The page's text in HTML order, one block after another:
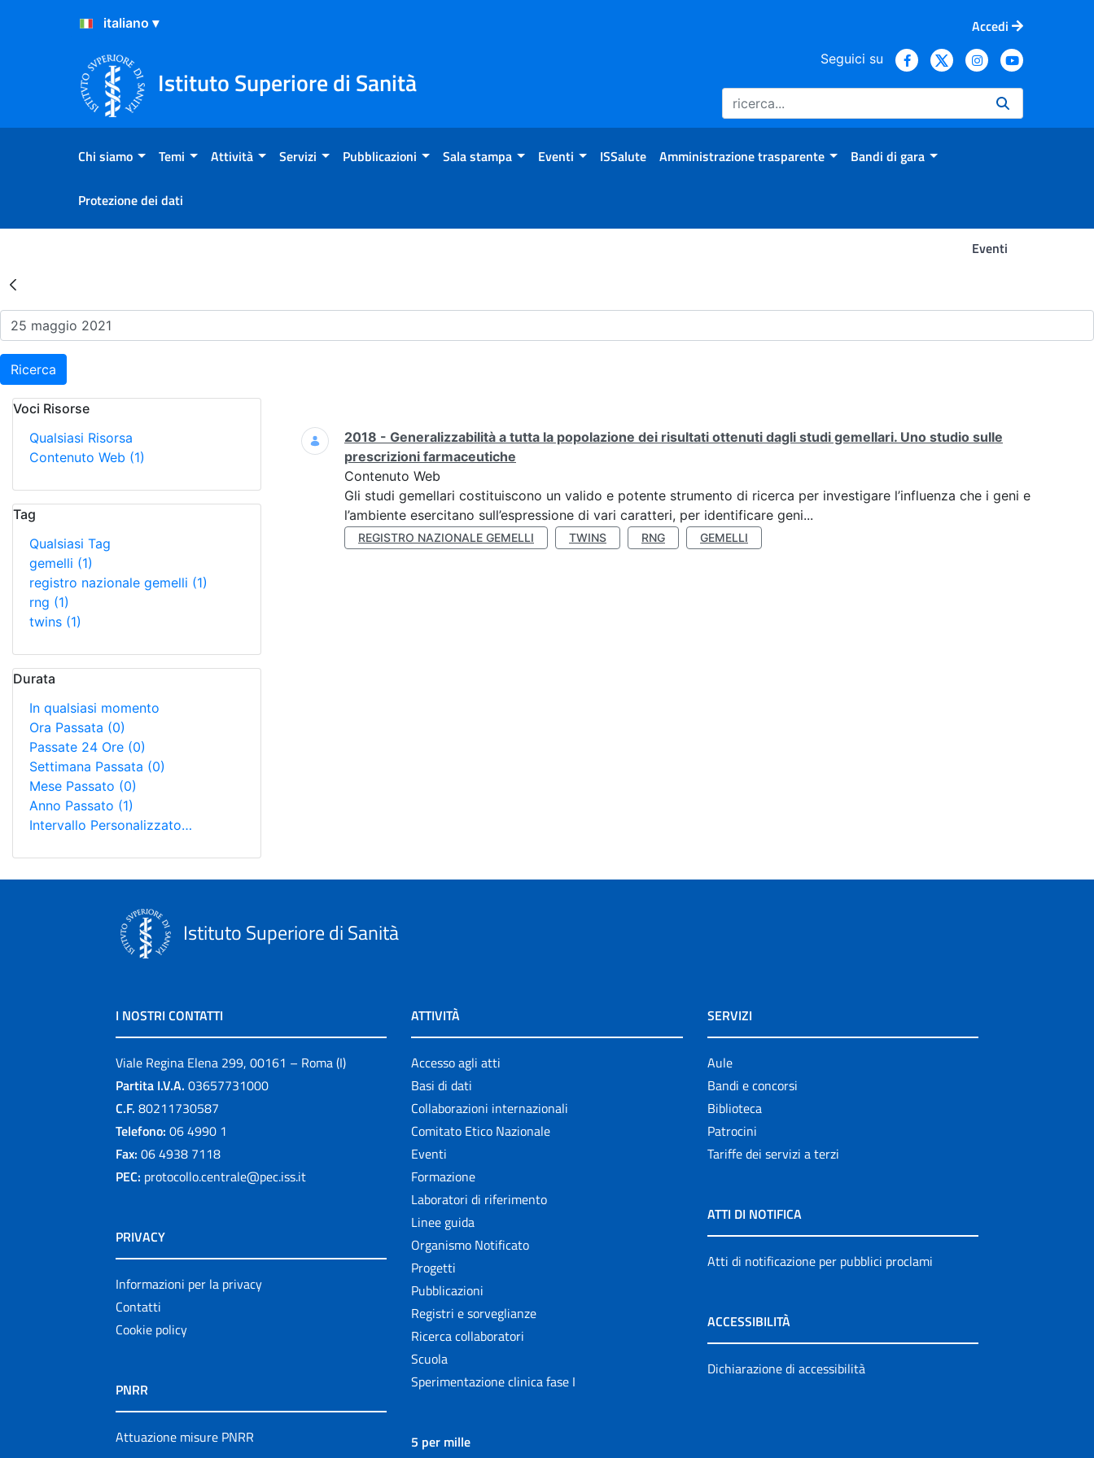
Salta al Contenuto
Salta al Footer
Accedi
Istituto Superiore di Sanità
Seguici su
Chi siamo Temi Attività Servizi Pubblicazioni Sala stampa Eventi ISSalute Amministrazione trasparente Bandi di gara
Protezione dei dati
Eventi
Risultati della Ricerca - Eventi
Ricerca
Voci Risorse
Qualsiasi Risorsa
Contenuto Web (1)
Tag
Qualsiasi Tag
gemelli (1)
registro nazionale gemelli (1)
rng (1)
twins (1)
Durata
In qualsiasi momento
Ora Passata (0)
Passate 24 Ore (0)
Settimana Passata (0)
Mese Passato (0)
Anno Passato (1)
Intervallo Personalizzato…
Ricerca
2018 - Generalizzabilità a tutta la popolazione dei risultati ottenuti dagli studi gemellari. Uno studio sulle
prescrizioni farmaceutiche
Contenuto Web
Gli studi gemellari costituiscono un valido e potente strumento di ricerca per investigare l’influenza che i geni e
l’ambiente esercitano sull’espressione di vari caratteri, per identificare geni...
REGISTRO NAZIONALE GEMELLI TWINS RNG GEMELLI
Istituto Superiore di Sanità
I NOSTRI CONTATTI
Viale Regina Elena 299, 00161 – Roma (I)
Partita I.V.A. 03657731000
C.F. 80211730587
Telefono: 06 4990 1
Fax: 06 4938 7118
PEC: protocollo.centrale@pec.iss.it
PRIVACY
Informazioni per la privacy
Contatti
Cookie policy
PNRR
Attuazione misure PNRR
ATTIVITÀ
Accesso agli atti
Basi di dati
Collaborazioni internazionali
Comitato Etico Nazionale
Eventi
Formazione
Laboratori di riferimento
Linee guida
Organismo Notificato
Progetti
Pubblicazioni
Registri e sorveglianze
Ricerca collaboratori
Scuola
Sperimentazione clinica fase I
5 per mille
SERVIZI
Aule
Bandi e concorsi
Biblioteca
Patrocini
Tariffe dei servizi a terzi
ATTI DI NOTIFICA
Atti di notificazione per pubblici proclami
ACCESSIBILITÀ
Dichiarazione di accessibilità